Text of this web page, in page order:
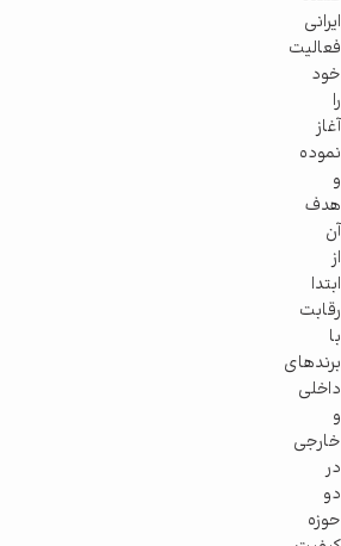
ایرانی
فعالیت
خود
را
آغاز
نموده
و
هدف
آن
از
ابتدا
رقابت
با
برندهای
داخلی
و
خارجی
در
دو
حوزه